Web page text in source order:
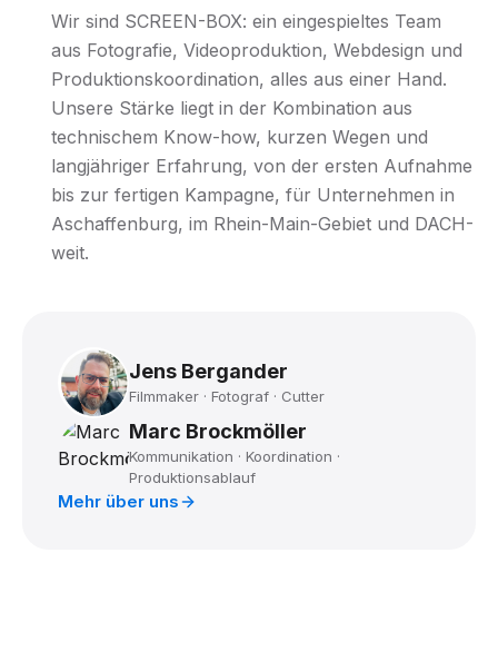
Wir sind SCREEN-BOX: ein eingespieltes Team
aus Fotografie, Videoproduktion, Webdesign und
Produktionskoordination, alles aus einer Hand.
Unsere Stärke liegt in der Kombination aus
technischem Know-how, kurzen Wegen und
langjähriger Erfahrung, von der ersten Aufnahme
bis zur fertigen Kampagne, für Unternehmen in
Aschaffenburg, im Rhein-Main-Gebiet und DACH-
weit.
Jens Bergander
Filmmaker · Fotograf · Cutter
Marc Brockmöller
Kommunikation · Koordination ·
Produktionsablauf
Mehr über uns